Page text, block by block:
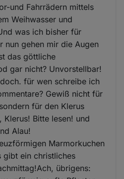
und Fahrrädern mittels
Weihwasser und
was ich bisher für
nun gehen mir die Augen
das göttliche
gar nicht? Unvorstellbar!
für wen schreibe ich
Gewiß nicht für
für den Klerus
Bitte lesen! und
Alau!
Marmorkuchen
gibt ein christliches
übrigens: